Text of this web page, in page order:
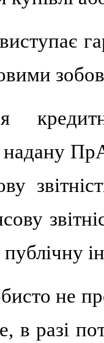
надану
не
в разі